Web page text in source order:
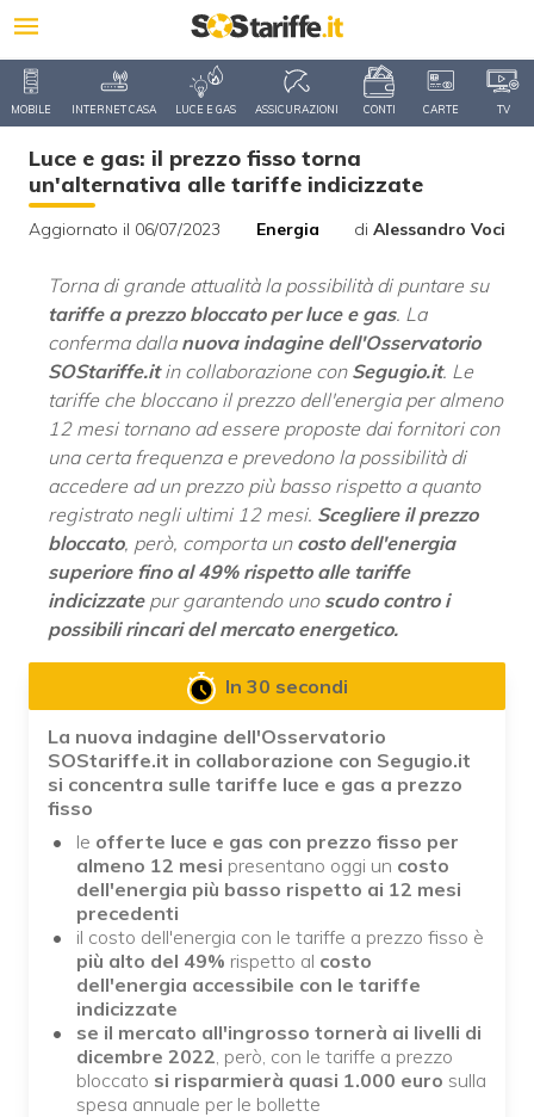
MOBILE INTERNET CASA LUCE E GAS ASSICURAZIONI CONTI CARTE TV
Luce e gas: il prezzo fisso torna
un'alternativa alle tariffe indicizzate
Aggiornato il 06/07/2023 Energia di Alessandro Voci
Torna di grande attualità la possibilità di puntare su
tariffe a prezzo bloccato per luce e gas. La
conferma dallanuova indagine dell'Osservatorio
SOStariffe.itin collaborazione conSegugio.it. Le
tariffe che bloccano il prezzo dell'energia per almeno
12 mesi tornano ad essere proposte dai fornitori con
una certa frequenza e prevedono la possibilità di
accedere ad un prezzo più basso rispetto a quanto
registrato negli ultimi 12 mesi. Scegliere il prezzo
bloccato, però, comporta un costo dell'energia
superiore fino al 49% rispetto alle tariffe
indicizzatepur garantendo unoscudo contro i
possibili rincari del mercato energetico.
In 30 secondi
La nuova indagine dell'Osservatorio
SOStariffe.it in collaborazione con Segugio.it
si concentra sulle tariffe luce e gas a prezzo
fisso
le offerte luce e gas con prezzo fisso per
almeno 12 mesi presentano oggi un costo
dell'energia più basso rispetto ai 12 mesi
precedenti
il costo dell'energia con le tariffe a prezzo fisso è
più alto del 49% rispetto al costo
dell'energia accessibile con le tariffe
indicizzate
se il mercato all'ingrosso tornerà ai livelli di
dicembre 2022, però, con le tariffe a prezzo
bloccato si risparmierà quasi 1.000 euro sulla
spesa annuale per le bollette